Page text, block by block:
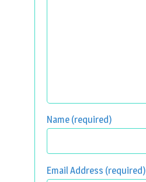
Name (required)
Email Address (required)